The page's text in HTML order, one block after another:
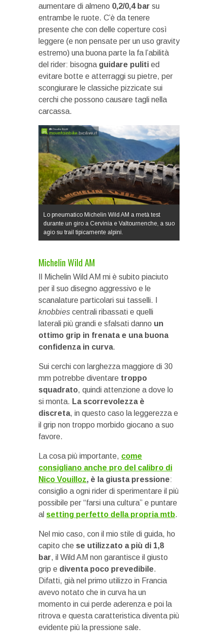
aumentare di almeno 0,2/0,4 bar su
entrambe le ruote. C’è da tenere
presente che con delle coperture così
leggere (e non pensate per un uso gravity
estremo) una buona parte la fa l’abilità
del rider: bisogna guidare puliti ed
evitare botte e atterraggi su pietre, per
scongiurare le classiche pizzicate sui
cerchi che possono causare tagli nella
carcassa.
Lo pneumatico Michelin Wild AM a metà test
durante un giro a Cervinia e Valtournenche, a suo
agio su trail tipicamente alpini.
Michelin Wild AM
Il Michelin Wild AM mi è subito piaciuto
per il suo disegno aggressivo e le
scanalature particolari sui tasselli. I
knobbies centrali ribassati e quelli
laterali più grandi e sfalsati danno un
ottimo grip in frenata e una buona
confidenza in curva.
Sui cerchi con larghezza maggiore di 30
mm potrebbe diventare troppo
squadrato, quindi attenzione a dove lo
si monta. La scorrevolezza è
discreta, in questo caso la leggerezza e
il grip non troppo morbido giocano a suo
favore.
La cosa più importante, come
consigliano anche pro del calibro di
Nico Vouilloz, è la giusta pressione:
consiglio a ogni rider di sperimentare il più
possibile per “farsi una cultura” e puntare
al setting perfetto della propria mtb.
Nel mio caso, con il mio stile di guida, ho
capito che se utilizzato a più di 1,8
bar, il Wild AM non garantisce il giusto
grip e diventa poco prevedibile.
Difatti, già nel primo utilizzo in Francia
avevo notato che in curva ha un
momento in cui perde aderenza e poi la
ritrova e questa caratteristica diventa più
evidente più la pressione sale.